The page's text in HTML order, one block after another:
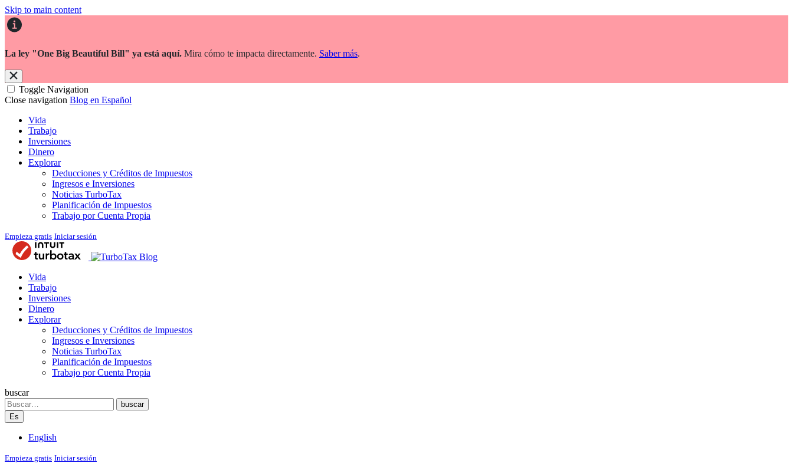
Skip to main content
La ley "One Big Beautiful Bill" ya está aquí. Mira cómo te impacta directamente. Saber más.
Toggle Navigation
Close navigation Blog en Español
Vida
Trabajo
Inversiones
Dinero
Explorar
Deducciones y Créditos de Impuestos
Ingresos e Inversiones
Noticias TurboTax
Planificación de Impuestos
Trabajo por Cuenta Propia
Empieza gratis Iniciar sesión
Blog
Vida
Trabajo
Inversiones
Dinero
Explorar
Deducciones y Créditos de Impuestos
Ingresos e Inversiones
Noticias TurboTax
Planificación de Impuestos
Trabajo por Cuenta Propia
buscar
Search
buscar
Es
English
Empieza gratis Iniciar sesión